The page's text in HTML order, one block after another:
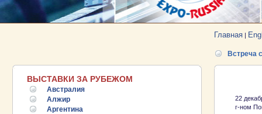
Главная |
ВЫСТАВКИ ЗА РУБЕЖОМ
Австралия
Алжир
Аргентина
Встреча
22
г-ном